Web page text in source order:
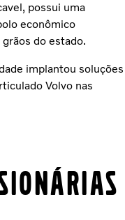
possui uma
econômico
do estado.
implantou soluções
Volvo nas